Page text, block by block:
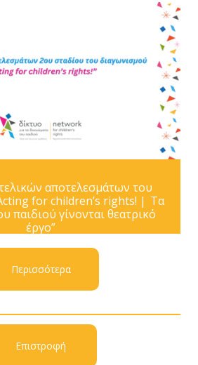
αποτελεσμάτων του
for children’s rights! | Τα
παιδιού γίνονται θεατρικό
έργο”
Περισσότερα
Επιστροφή